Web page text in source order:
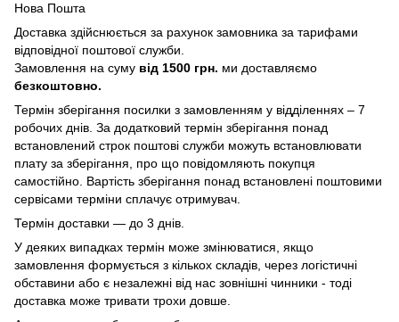
Нова Пошта
Доставка здійснюється за рахунок замовника за тарифами
відповідної поштової служби.
Замовлення на суму від 1500 грн. ми доставляємо
безкоштовно.
Термін зберігання посилки з замовленням у відділеннях – 7
робочих днів. За додатковий термін зберігання понад
встановлений строк поштові служби можуть встановлювати
плату за зберігання, про що повідомляють покупця
самостійно. Вартість зберігання понад вcтановлені поштовими
сервісами терміни сплачує отримувач.
Термін доставки — до 3 днів.
У деяких випадках термін може змінюватися, якщо
замовлення формується з кількох складів, через логістичні
обставини або є незалежні від нас зовнішні чинники - тоді
доставка може тривати трохи довше.